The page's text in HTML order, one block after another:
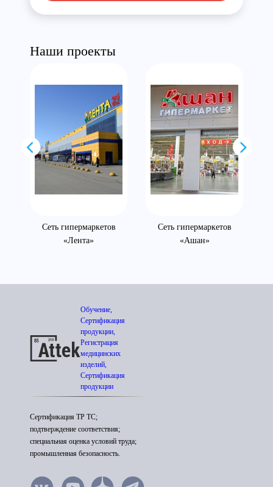
Наши проекты
Сеть гипермаркетов
«Лента»
Сеть гипермаркетов
«Ашан»
Обучение,
Сертификация
продукции,
Регистрация
медицинских
изделий,
Сертификация
продукции
Сертификация ТР ТС;
подтверждение соответствия;
специальная оценка условий труда;
промышленная безопасность.